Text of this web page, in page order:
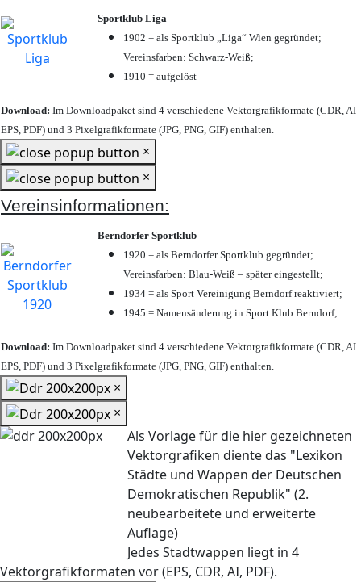
Sportklub Liga
1902 = als Sportklub „Liga“ Wien gegründet;
Vereinsfarben: Schwarz-Weiß;
1910 = aufgelöst
Download: Im Downloadpaket sind 4 verschiedene Vektorgrafikformate (CDR, AI
EPS, PDF) und 3 Pixelgrafikformate (JPG, PNG, GIF) enthalten.
×
×
Vereinsinformationen:
Berndorfer Sportklub
1920 = als Berndorfer Sportklub gegründet;
Vereinsfarben: Blau-Weiß – später eingestellt;
1934 = als Sport Vereinigung Berndorf reaktiviert;
1945 = Namensänderung in Sport Klub Berndorf;
Download: Im Downloadpaket sind 4 verschiedene Vektorgrafikformate (CDR, AI
EPS, PDF) und 3 Pixelgrafikformate (JPG, PNG, GIF) enthalten.
×
×
Als Vorlage für die hier gezeichneten
Vektorgrafiken diente das "Lexikon
Städte und Wappen der Deutschen
Demokratischen Republik" (2.
neubearbeitete und erweiterte
Auflage)
Jedes Stadtwappen liegt in 4
Vektorgrafikformaten vor (EPS, CDR, AI, PDF).